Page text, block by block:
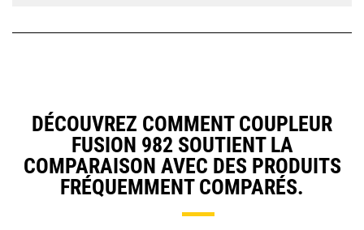
DÉCOUVREZ COMMENT COUPLEUR
FUSION 982 SOUTIENT LA
COMPARAISON AVEC DES PRODUITS
FRÉQUEMMENT COMPARÉS.